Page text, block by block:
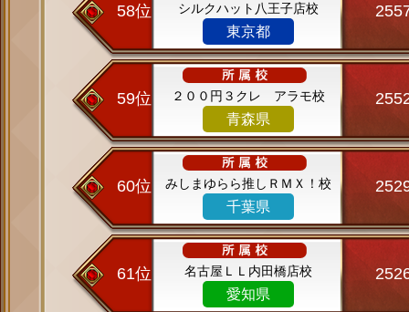
58位 シルクハット八王子店校
東京都
59位 ２００円３クレ アラモ校
青森県
60位 みしまゆらら推しＲＭＸ！校
千葉県
61位 名古屋ＬＬ内田橋店校
愛知県